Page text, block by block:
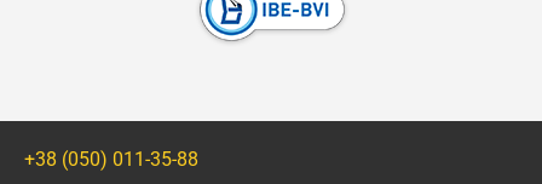
+38 (050) 011-35-88